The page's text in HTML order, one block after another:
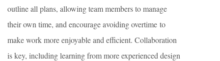
outline all plans, allowing team members to manage
their own time, and encourage avoiding overtime to
make work more enjoyable and efficient. Collaboration
is key, including learning from more experienced design